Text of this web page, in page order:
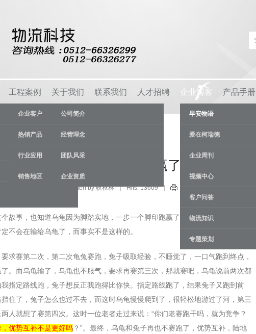
。
工程案例
企业客户
热销产品
行业应用
销售地区
关于我们
公司简介
经营理念
团队风采
企业资质
联系我们 人才招聘 企业博客
早安物语
爱在柯瑞德
企业周刊
视频中心
客户问答
物流知识
专题策划
产品手册
么龟兔赛跑四次而兔子只赢了一次？
Written by 耿秋林 Hits: 13609
个故事，也知道乌龟因为脚踏实地，一步一个脚印跑赢了比赛。这时很多人会
不会在输给乌龟了，而事实不是这样的。
求赛第二次，第二次龟兔赛跑，兔子吸取经验，不睡觉了，一口气跑到终点，
。而乌龟输了，乌龟也不服气，要求再赛第三次，那就赛吧，乌龟说前两次都
指定路线跑，兔子想反正我跑得比你快。指定路线跑了，结果兔子又跑到前
住了，兔子怎么也过不去，而这时乌龟慢慢爬到了，很轻松地游过了河，第三
人就想了赛第四次。这时一位老者走过来说：“你们老赛跑干吗，就为竞争？
优势互补不是更好吗 ？”。最终，乌龟和兔子再也不赛跑了，优势互补，陆地